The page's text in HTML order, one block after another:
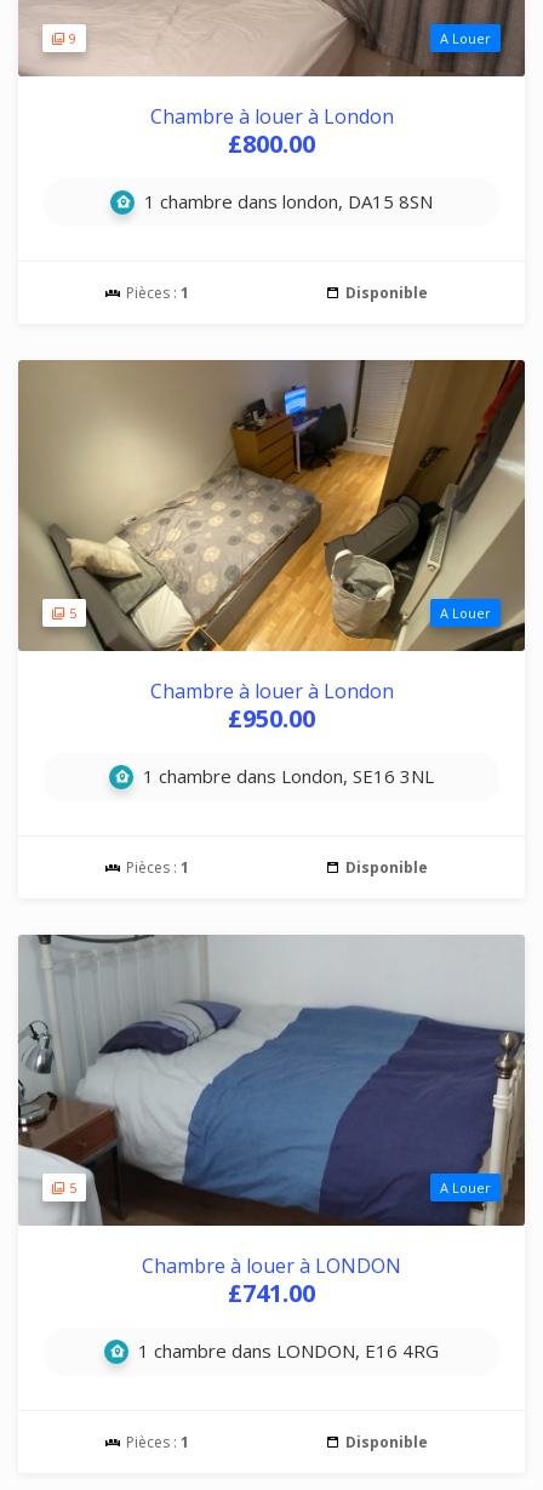
9 A Louer
Chambre à louer à London
£800.00
1 chambre dans london, DA15 8SN
Pièces : 1 Disponible
5 A Louer
Chambre à louer à London
£950.00
1 chambre dans London, SE16 3NL
Pièces : 1 Disponible
5 A Louer
Chambre à louer à LONDON
£741.00
1 chambre dans LONDON, E16 4RG
Pièces : 1 Disponible